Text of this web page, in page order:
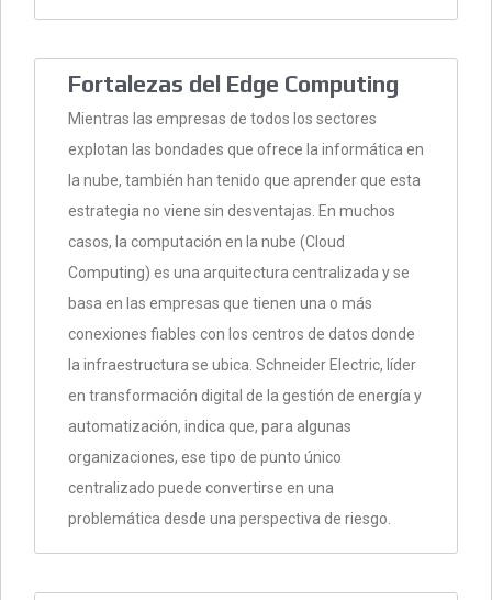
Fortalezas del Edge Computing
Mientras las empresas de todos los sectores
explotan las bondades que ofrece la informática en
la nube, también han tenido que aprender que esta
estrategia no viene sin desventajas. En muchos
casos, la computación en la nube (Cloud
Computing) es una arquitectura centralizada y se
basa en las empresas que tienen una o más
conexiones fiables con los centros de datos donde
la infraestructura se ubica. Schneider Electric, líder
en transformación digital de la gestión de energía y
automatización, indica que, para algunas
organizaciones, ese tipo de punto único
centralizado puede convertirse en una
problemática desde una perspectiva de riesgo.